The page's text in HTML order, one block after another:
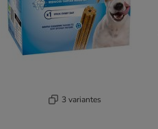
3 variantes